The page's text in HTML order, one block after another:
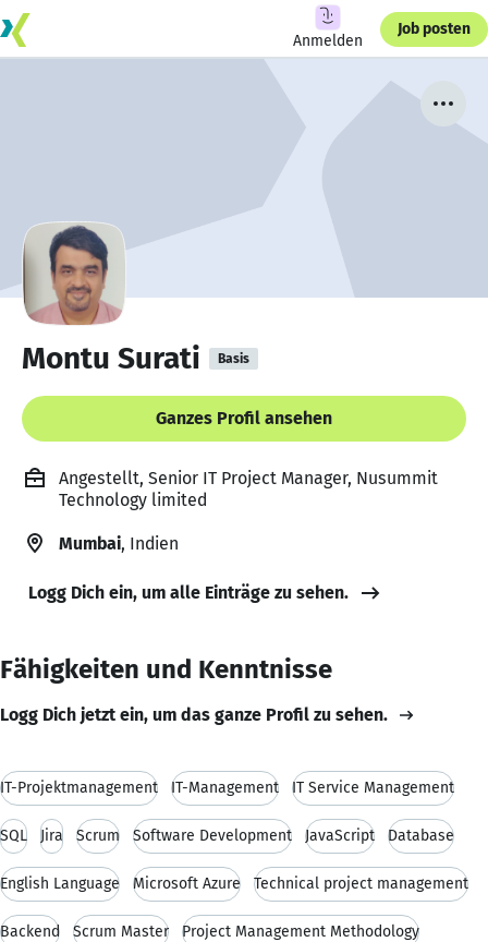
Anmelden
Job posten
Montu Surati Basis
Ganzes Profil ansehen
Angestellt, Senior IT Project Manager, Nusummit
Technology limited
Mumbai, Indien
Logg Dich ein, um alle Einträge zu sehen.
Fähigkeiten und Kenntnisse
Logg Dich jetzt ein, um das ganze Profil zu sehen.
IT-Projektmanagement IT-Management IT Service Management
SQL Jira Scrum Software Development JavaScript Database
English Language Microsoft Azure Technical project management
Backend Scrum Master Project Management Methodology